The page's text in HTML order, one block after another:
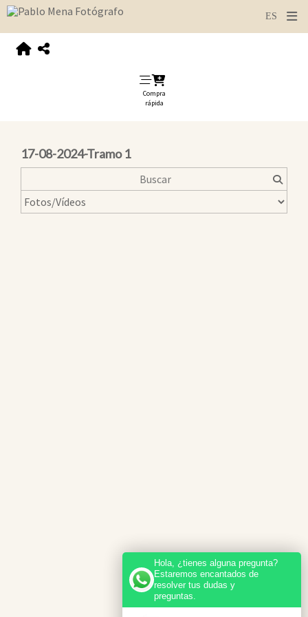
Compra
rápida
17-08-2024-Tramo 1
Hola, ¿tienes alguna pregunta?
Estaremos encantados de
resolver tus dudas y
preguntas.